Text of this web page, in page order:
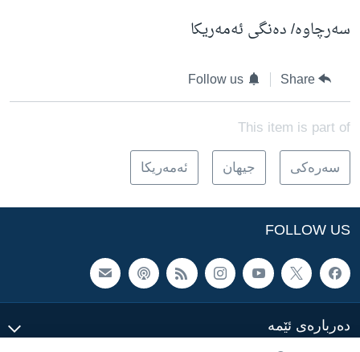
سەرچاوە/ دەنگی ئەمەریکا
Share
Follow us
This item is part of
سه‌ره‌کی جیهان ئه‌مه‌ریکا
FOLLOW US
ده‌رباره‌ی ئێمه‌